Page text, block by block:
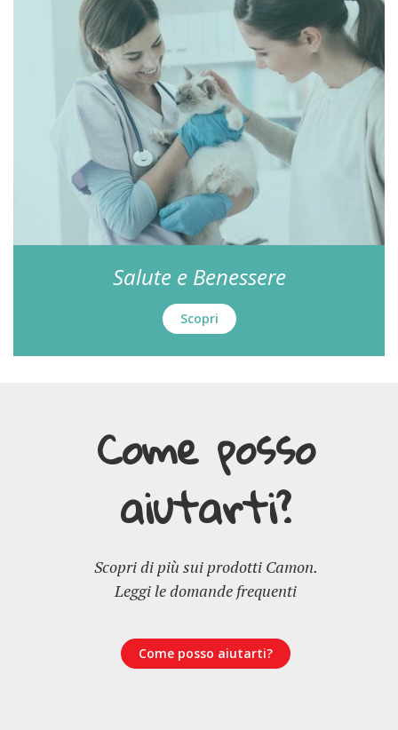
Salute e Benessere
Scopri
Come posso
aiutarti?
Scopri di più sui prodotti Camon.
Leggi le domande frequenti
Come posso aiutarti?